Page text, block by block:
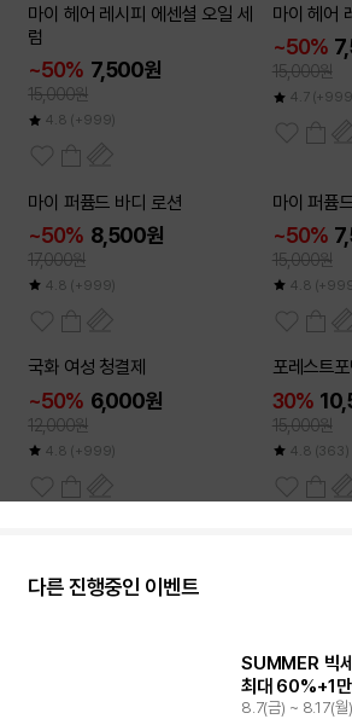
~50%
마이 헤어 레시피 에센셜 오일 세
럼
~50% 7,500원
15,000원
4.8 (+999)
마이 헤어
~50%
15,000원
4.7
마이 퍼퓸드 바디 로션
~50% 8,500원
17,000원
4.8 (+999)
마이 퍼퓸
~50%
15,000원
4.8
국화 여성 청결제
~50% 6,000원
12,000원
4.8 (+999)
포레스트
30%
15,000원
4.8 (363)
다른 진행중인 이벤트
8.7(금) ~ 8.17(월)
SUMMER 빅
최대 60%+1만